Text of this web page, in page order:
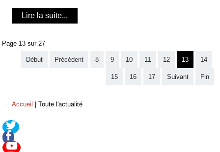
Lire la suite...
Page 13 sur 27
Début Précédent 8 9 10 11 12 13 14
15 16 17 Suivant Fin
Accueil |Toute l'actualité